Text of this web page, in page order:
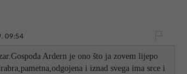
09:54
Ardern je ono što ja zovem lijepo
i iznad svega ima srce i